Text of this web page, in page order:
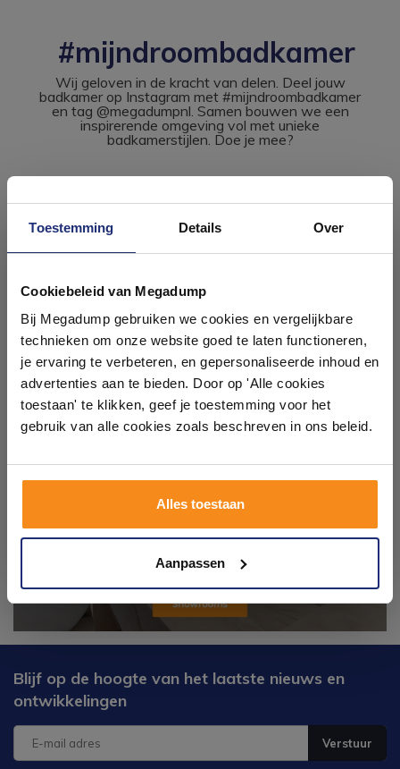
Toestemming Details Over
Cookiebeleid van Megadump
Bij Megadump gebruiken we cookies en vergelijkbare
technieken om onze website goed te laten functioneren,
je ervaring te verbeteren, en gepersonaliseerde inhoud en
advertenties aan te bieden. Door op 'Alle cookies
toestaan' te klikken, geef je toestemming voor het
gebruik van alle cookies zoals beschreven in ons beleid.
Alles toestaan
Aanpassen
#mijndroombadkamer
Wij geloven in de kracht van delen. Deel jouw
badkamer op Instagram met #mijndroombadkamer
en tag @megadumpnl. Samen bouwen we een
inspirerende omgeving vol met unieke
badkamerstijlen. Doe je mee?
Blijf op de hoogte van het laatste nieuws en
ontwikkelingen
Verstuur
badkamers in onze 1000 m²
showroom
Laat je inspireren door 21 volledig ingerichte
badkameropstellingen – van compact tot luxe. Onze
ervaren adviseurs helpen je persoonlijk, en je vindt
tegels & sanitair direct uit voorraad. Gratis parkeren
op eigen terrein.
Kom langs en ervaar zelf het verschil!